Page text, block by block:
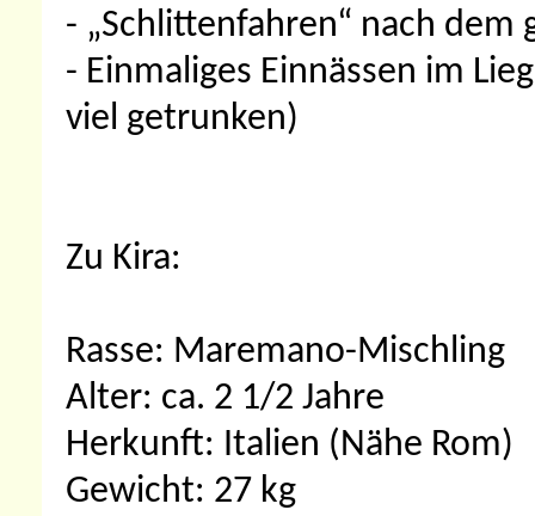
- „Schlittenfahren“ nach dem
- Einmaliges Einnässen im
viel getrunken)
Zu Kira:
Rasse: Maremano-Mischling
Alter: ca. 2 1/2 Jahre
Herkunft: Italien (Nähe Rom)
Gewicht: 27 kg